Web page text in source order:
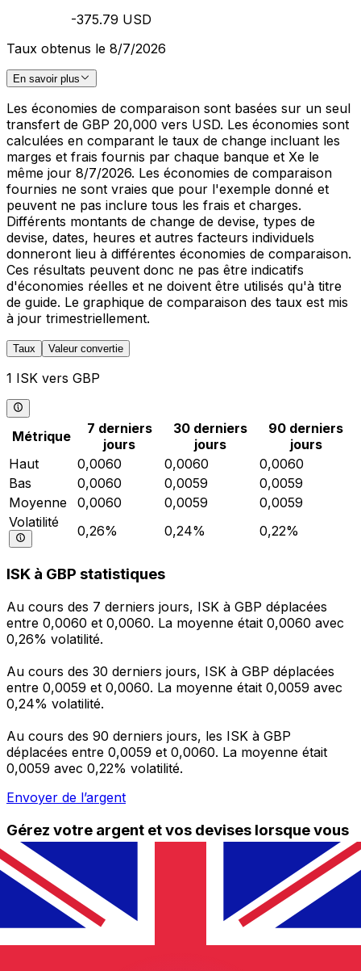
-375.79 USD
Taux obtenus le 8/7/2026
En savoir plus
Les économies de comparaison sont basées sur un seul
transfert de GBP 20,000 vers USD. Les économies sont
calculées en comparant le taux de change incluant les
marges et frais fournis par chaque banque et Xe le
même jour 8/7/2026. Les économies de comparaison
fournies ne sont vraies que pour l'exemple donné et
peuvent ne pas inclure tous les frais et charges.
Différents montants de change de devise, types de
devise, dates, heures et autres facteurs individuels
donneront lieu à différentes économies de comparaison.
Ces résultats peuvent donc ne pas être indicatifs
d'économies réelles et ne doivent être utilisés qu'à titre
de guide. Le graphique de comparaison des taux est mis
à jour trimestriellement.
Taux Valeur convertie
1 ISK vers GBP
Métrique
7 derniers
jours
30 derniers
jours
90 derniers
jours
Haut
0,0060 0,0060
0,0060
Bas
0,0060 0,0059
0,0059
Moyenne
0,0060 0,0059
0,0059
Volatilité
0,26% 0,24% 0,22%
ISK à GBP statistiques
Au cours des 7 derniers jours, ISK à GBP déplacées
entre 0,0060 et 0,0060. La moyenne était 0,0060 avec
0,26% volatilité.
Au cours des 30 derniers jours, ISK à GBP déplacées
entre 0,0059 et 0,0060. La moyenne était 0,0059 avec
0,24% volatilité.
Au cours des 90 derniers jours, les ISK à GBP
déplacées entre 0,0059 et 0,0060. La moyenne était
0,0059 avec 0,22% volatilité.
Envoyer de l’argent
Gérez votre argent et vos devises lorsque vous
êtes en déplacement
L'application Xe réunit toutes les fonctionnalités
nécessaires pour vos transferts d'argent internationaux
et la gestion de vos devises. Convertissez des devises,
programmez des alertes de taux et transférez de
l'argent à l'étranger sans frais cachés. Téléchargez